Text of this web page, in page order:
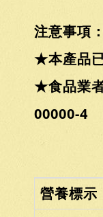
注意事項：
★本產品
★食品業
00000-4
營養標示